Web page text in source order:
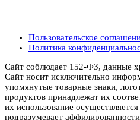
Пользовательское
Политика
Сайт соблюдает 152-ФЗ, данные
Сайт носит исключительно
упомянутые товарные знаки,
продуктов принадлежат их
их использование
подразумевает